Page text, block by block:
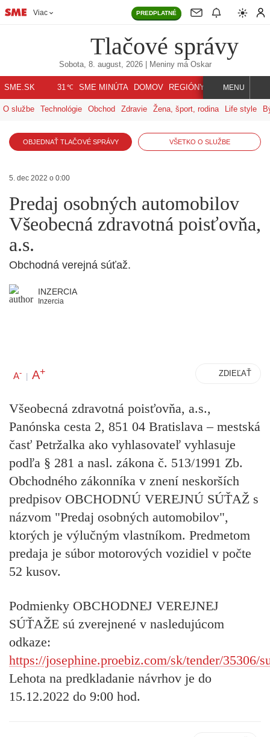
Viac PREDPLATNÉ
Tlačové správy
Sobota, 8. august, 2026| Meniny má Oskar
SME.SK 31℃ SME MINÚTA DOMOV REGIÓNY INDEX SVET
MENU
O službe Technológie Obchod Zdravie Žena, šport, rodina Life style
OBJEDNAŤ TLAČOVÉ SPRÁVY VŠETKO O SLUŽBE
5. dec 2022 o 0:00
Predaj osobných automobilov
Všeobecná zdravotná poisťovňa,
a.s.
Obchodná verejná súťaž.
INZERCIA
Inzercia
A- | A+ ZDIEĽAŤ
Všeobecná zdravotná poisťovňa, a.s.,
Panónska cesta 2, 851 04 Bratislava – mestská
časť Petržalka ako vyhlasovateľ vyhlasuje
podľa § 281 a nasl. zákona č. 513/1991 Zb.
Obchodného zákonníka v znení neskorších
predpisov OBCHODNÚ VEREJNÚ SÚŤAŽ s
názvom "Predaj osobných automobilov",
ktorých je výlučným vlastníkom. Predmetom
predaja je súbor motorových vozidiel v počte
52 kusov.
Podmienky OBCHODNEJ VEREJNEJ
SÚŤAŽE sú zverejnené v nasledujúcom
odkaze:
https://josephine.proebiz.com/sk/tender/35306/
Lehota na predkladanie návrhov je do
15.12.2022 do 9:00 hod.